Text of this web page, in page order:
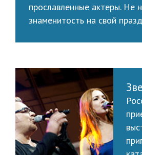
прославленные актеры. Не
знаменитость на свой